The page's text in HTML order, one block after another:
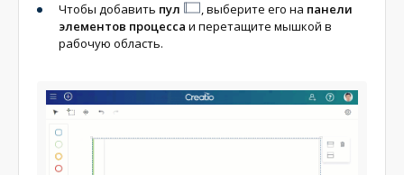
Чтобы добавить пул , выберите его на панели
элементов процесса и перетащите мышкой в
рабочую область.